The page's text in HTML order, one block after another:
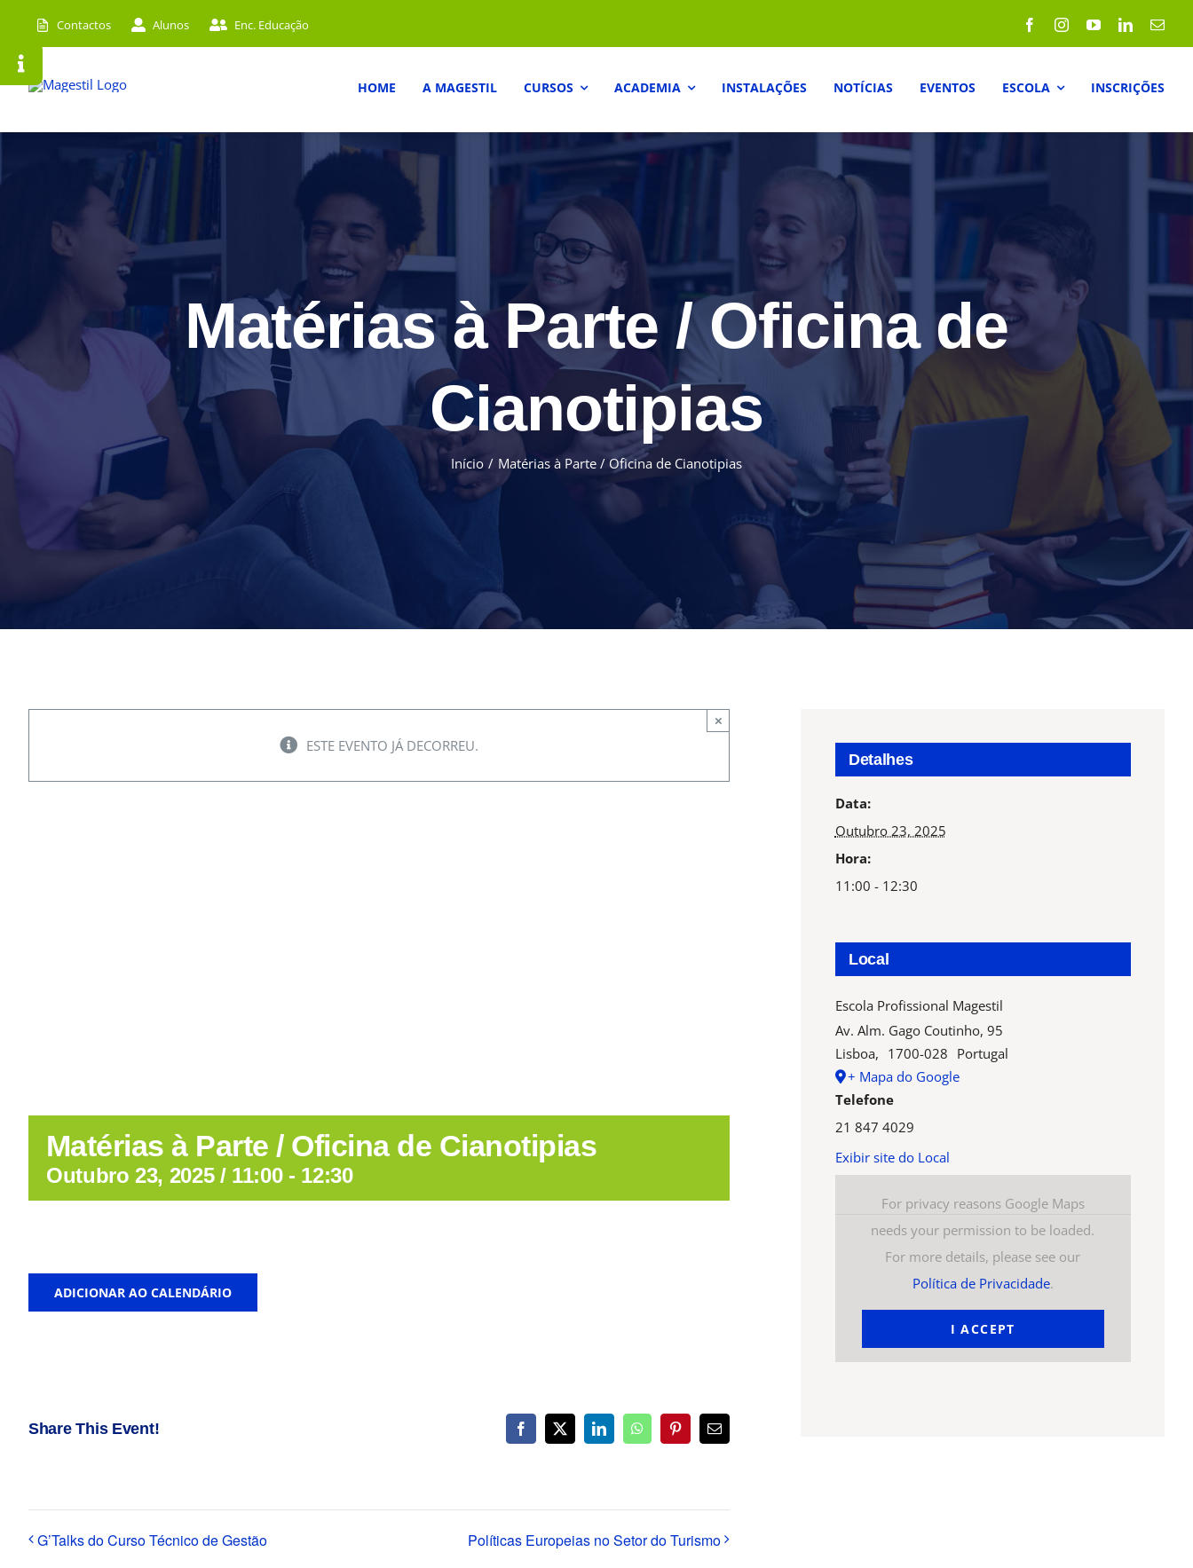
content
Contactos Alunos Enc. Educação
HOME A MAGESTIL CURSOS ACADEMIA INSTALAÇÕES NOTÍCIAS EVENTOS ESCOLA INSCRIÇÕES
Matérias à Parte / Oficina de
Cianotipias
Início Matérias à Parte / Oficina de Cianotipias
ESTE EVENTO JÁ DECORREU.
×
Matérias à Parte / Oficina de Cianotipias
Outubro 23, 2025 / 11:00- 12:30
ADICIONAR AO CALENDÁRIO
Share This Event! Facebook
X LinkedInWhatsAppPinterestEmail
G’Talks do Curso Técnico de Gestão Políticas Europeias no Setor do Turismo
Detalhes
Data:
Outubro 23, 2025
Hora:
11:00 - 12:30
Local
Escola Profissional Magestil
Av. Alm. Gago Coutinho, 95
Lisboa, 1700-028 Portugal
+ Mapa do Google
Telefone
21 847 4029
Exibir site do Local
For privacy reasons Google Maps
needs your permission to be loaded.
For more details, please see our
Política de Privacidade.
I ACCEPT